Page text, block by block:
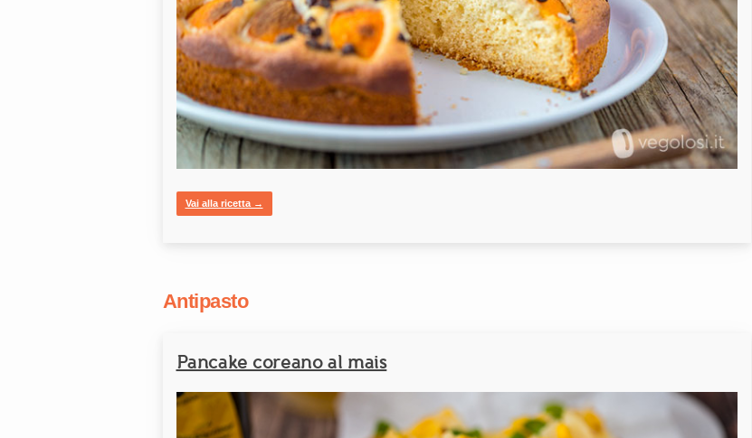
Vai alla ricetta →
Antipasto
Pancake coreano al mais